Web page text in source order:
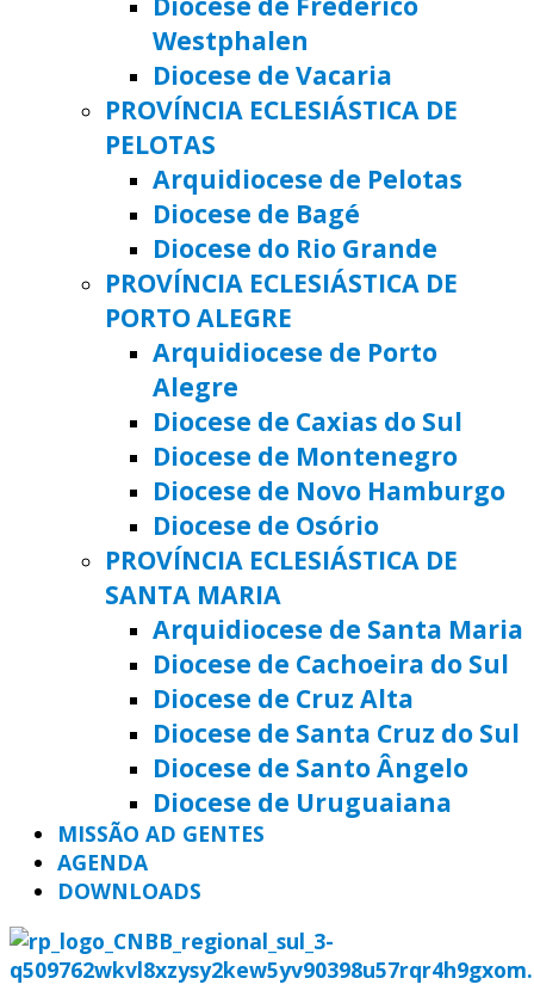
Westphalen
Diocese de Vacaria
PROVÍNCIA ECLESIÁSTICA DE
PELOTAS
Arquidiocese de Pelotas
Diocese de Bagé
Diocese do Rio Grande
PROVÍNCIA ECLESIÁSTICA DE
PORTO ALEGRE
Arquidiocese de Porto
Alegre
Diocese de Caxias do Sul
Diocese de Montenegro
Diocese de Novo Hamburgo
Diocese de Osório
PROVÍNCIA ECLESIÁSTICA DE
SANTA MARIA
Arquidiocese de Santa Maria
Diocese de Cachoeira do Sul
Diocese de Cruz Alta
Diocese de Santa Cruz do Sul
Diocese de Santo Ângelo
Diocese de Uruguaiana
MISSÃO AD GENTES
AGENDA
DOWNLOADS